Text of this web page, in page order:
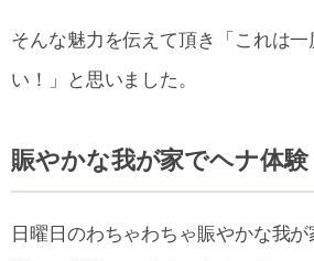
そんな魅力を伝えて頂き「これは
い！」と思いました。
賑やかな我が家でヘナ体験
日曜日のわちゃわちゃ賑やかな我